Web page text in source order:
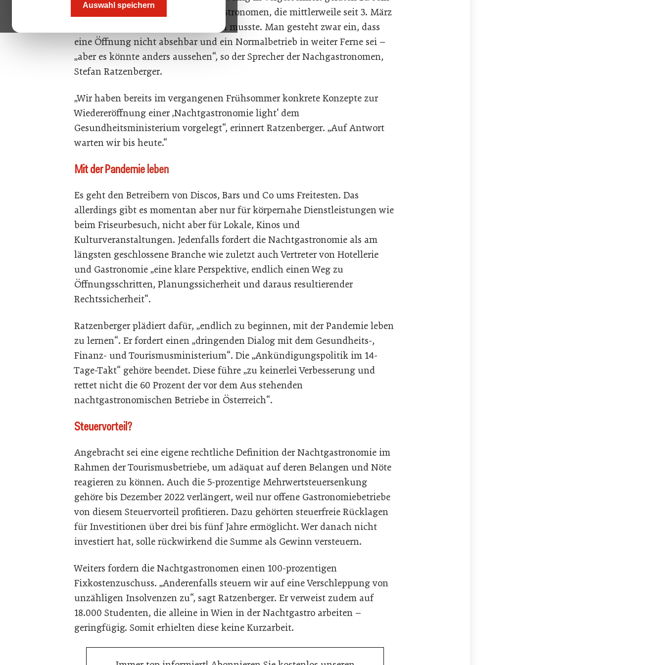
Auswahl speichern
scheinen die Anliegen der Nachtgastronomen, die mittlerweile seit 3. März
2020 durchwegs geschlossen halten musste. Man gesteht zwar ein, dass
eine Öffnung nicht absehbar und ein Normalbetrieb in weiter Ferne sei –
„aber es könnte anders aussehen“, so der Sprecher der Nachgastronomen,
Stefan Ratzenberger.
„Wir haben bereits im vergangenen Frühsommer konkrete Konzepte zur
Wiedereröffnung einer ‚Nachtgastronomie light‘ dem
Gesundheitsministerium vorgelegt“, erinnert Ratzenberger. „Auf Antwort
warten wir bis heute.“
Mit der Pandemie leben
Es geht den Betreibern von Discos, Bars und Co ums Freitesten. Das
allerdings gibt es momentan aber nur für körpernahe Dienstleistungen wie
beim Friseurbesuch, nicht aber für Lokale, Kinos und
Kulturveranstaltungen. Jedenfalls fordert die Nachtgastronomie als am
längsten geschlossene Branche wie zuletzt auch Vertreter von Hotellerie
und Gastronomie „eine klare Perspektive, endlich einen Weg zu
Öffnungsschritten, Planungssicherheit und daraus resultierender
Rechtssicherheit“.
Ratzenberger plädiert dafür, „endlich zu beginnen, mit der Pandemie leben
zu lernen“. Er fordert einen „dringenden Dialog mit dem Gesundheits-,
Finanz- und Tourismusministerium“. Die „Ankündigungspolitik im 14-
Tage-Takt“ gehöre beendet. Diese führe „zu keinerlei Verbesserung und
rettet nicht die 60 Prozent der vor dem Aus stehenden
nachtgastronomischen Betriebe in Österreich“.
Steuervorteil?
Angebracht sei eine eigene rechtliche Definition der Nachtgastronomie im
Rahmen der Tourismusbetriebe, um adäquat auf deren Belangen und Nöte
reagieren zu können. Auch die 5-prozentige Mehrwertsteuersenkung
gehöre bis Dezember 2022 verlängert, weil nur offene Gastronomiebetriebe
von diesem Steuervorteil profitieren. Dazu gehörten steuerfreie Rücklagen
für Investitionen über drei bis fünf Jahre ermöglicht. Wer danach nicht
investiert hat, solle rückwirkend die Summe als Gewinn versteuern.
Weiters fordern die Nachtgastronomen einen 100-prozentigen
Fixkostenzuschuss. „Anderenfalls steuern wir auf eine Verschleppung von
unzähligen Insolvenzen zu“, sagt Ratzenberger. Er verweist zudem auf
18.000 Studenten, die alleine in Wien in der Nachtgastro arbeiten –
geringfügig. Somit erhielten diese keine Kurzarbeit.